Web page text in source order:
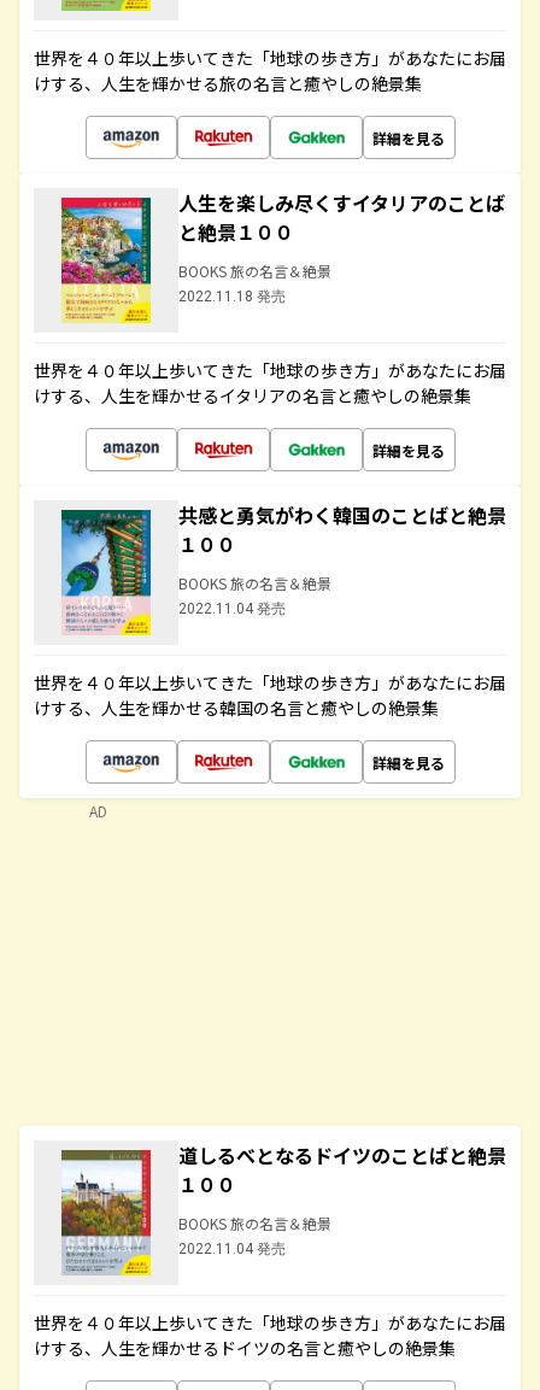
世界を４０年以上歩いてきた「地球の歩き方」があなたにお届
けする、人生を輝かせる旅の名言と癒やしの絶景集
詳細を見る
人生を楽しみ尽くすイタリアのことば
と絶景１００
BOOKS 旅の名言＆絶景
2022.11.18 発売
世界を４０年以上歩いてきた「地球の歩き方」があなたにお届
けする、人生を輝かせるイタリアの名言と癒やしの絶景集
詳細を見る
共感と勇気がわく韓国のことばと絶景
１００
BOOKS 旅の名言＆絶景
2022.11.04 発売
世界を４０年以上歩いてきた「地球の歩き方」があなたにお届
けする、人生を輝かせる韓国の名言と癒やしの絶景集
詳細を見る
道しるべとなるドイツのことばと絶景
１００
BOOKS 旅の名言＆絶景
2022.11.04 発売
世界を４０年以上歩いてきた「地球の歩き方」があなたにお届
けする、人生を輝かせるドイツの名言と癒やしの絶景集
AD